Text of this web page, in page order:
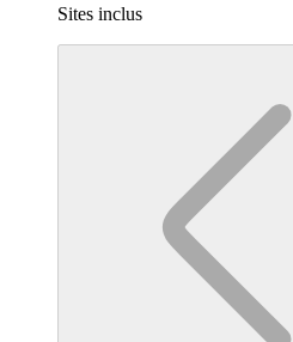
Sites inclus